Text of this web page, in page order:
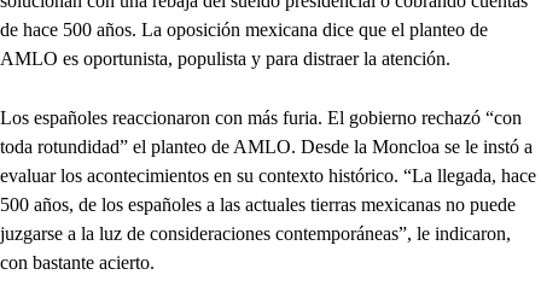
de hace 500 años. La oposición mexicana dice que el planteo de
AMLO es oportunista, populista y para distraer la atención.
Los españoles reaccionaron con más furia. El gobierno rechazó “con
toda rotundidad” el planteo de AMLO. Desde la Moncloa se le instó a
evaluar los acontecimientos en su contexto histórico. “La llegada, hace
500 años, de los españoles a las actuales tierras mexicanas no puede
juzgarse a la luz de consideraciones contemporáneas”, le indicaron,
con bastante acierto.